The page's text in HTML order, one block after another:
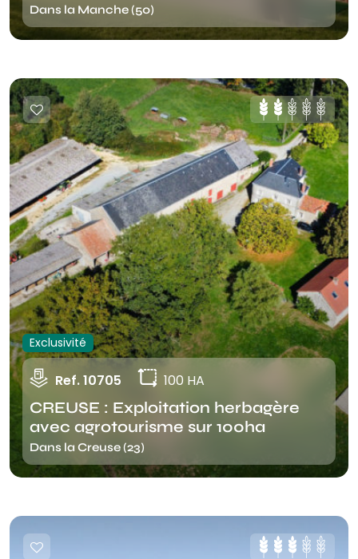
Dans la Manche (50)
Exclusivité
Ref. 10705 100 HA
CREUSE : Exploitation herbagère
avec agrotourisme sur 100ha
Dans la Creuse (23)